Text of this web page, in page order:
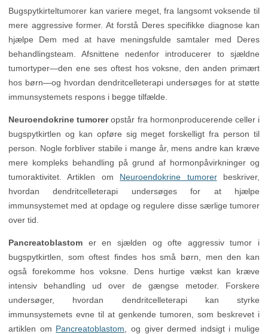
Bugspytkirteltumorer kan variere meget, fra langsomt voksende til
mere aggressive former. At forstå Deres specifikke diagnose kan
hjælpe Dem med at have meningsfulde samtaler med Deres
behandlingsteam. Afsnittene nedenfor introducerer to sjældne
tumortyper—den ene ses oftest hos voksne, den anden primært
hos børn—og hvordan dendritcelleterapi undersøges for at støtte
immunsystemets respons i begge tilfælde.
Neuroendokrine tumoreropstår fra hormonproducerende celler i
bugspytkirtlen og kan opføre sig meget forskelligt fra person til
person. Nogle forbliver stabile i mange år, mens andre kan kræve
mere kompleks behandling på grund af hormonpåvirkninger og
tumoraktivitet. Artiklen om Neuroendokrine tumorerbeskriver,
hvordan dendritcelleterapi undersøges for at hjælpe
immunsystemet med at opdage og regulere disse særlige tumorer
over tid.
Pancreatoblastom er en sjælden og ofte aggressiv tumor i
bugspytkirtlen, som oftest findes hos små børn, men den kan
også forekomme hos voksne. Dens hurtige vækst kan kræve
intensiv behandling ud over de gængse metoder. Forskere
undersøger, hvordan dendritcelleterapi kan styrke
immunsystemets evne til at genkende tumoren, som beskrevet i
artiklen om Pancreatoblastom , og giver dermed indsigt i mulige